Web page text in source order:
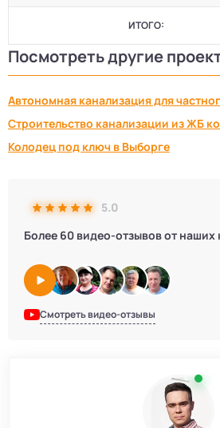
5.0
Более 60 видео-отзывов от наших
Смотреть видео-отзывы
ИТОГО:
Посмотреть другие
Автономная канализация для
Строительство канализации из ЖБ
Колодец под ключ в Выборге